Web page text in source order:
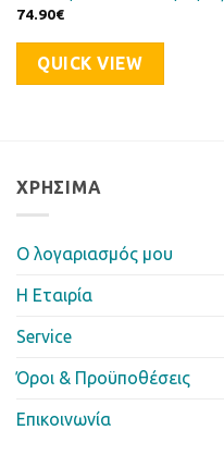
74.90€
QUICK VIEW
ΧΡΉΣΙΜΑ
Ο λογαριασμός μου
Η Eταιρία
Service
Όροι & Προϋποθέσεις
Επικοινωνία